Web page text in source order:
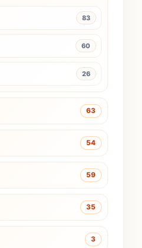
83
60
26
63
54
59
35
3